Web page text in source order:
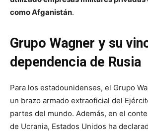
como Afganistán.
Grupo Wagner y su
dependencia de Rusia
Para los estadounidenses, el Grupo
un brazo armado extraoficial del
partes del mundo. Además, en el
de Ucrania, Estados Unidos ha